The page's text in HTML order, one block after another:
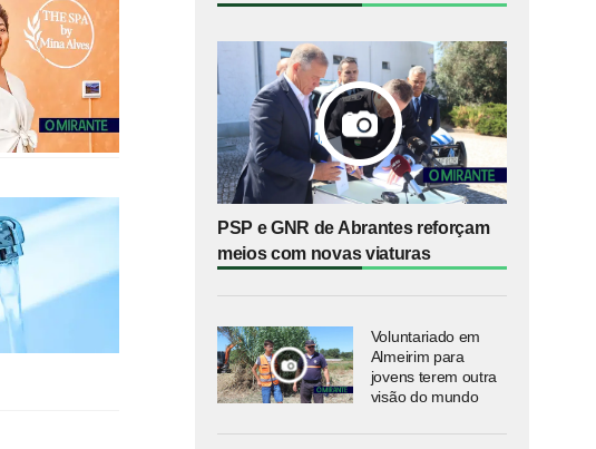
PSP e GNR de Abrantes reforçam
meios com novas viaturas
Voluntariado em
Almeirim para
jovens terem outra
visão do mundo